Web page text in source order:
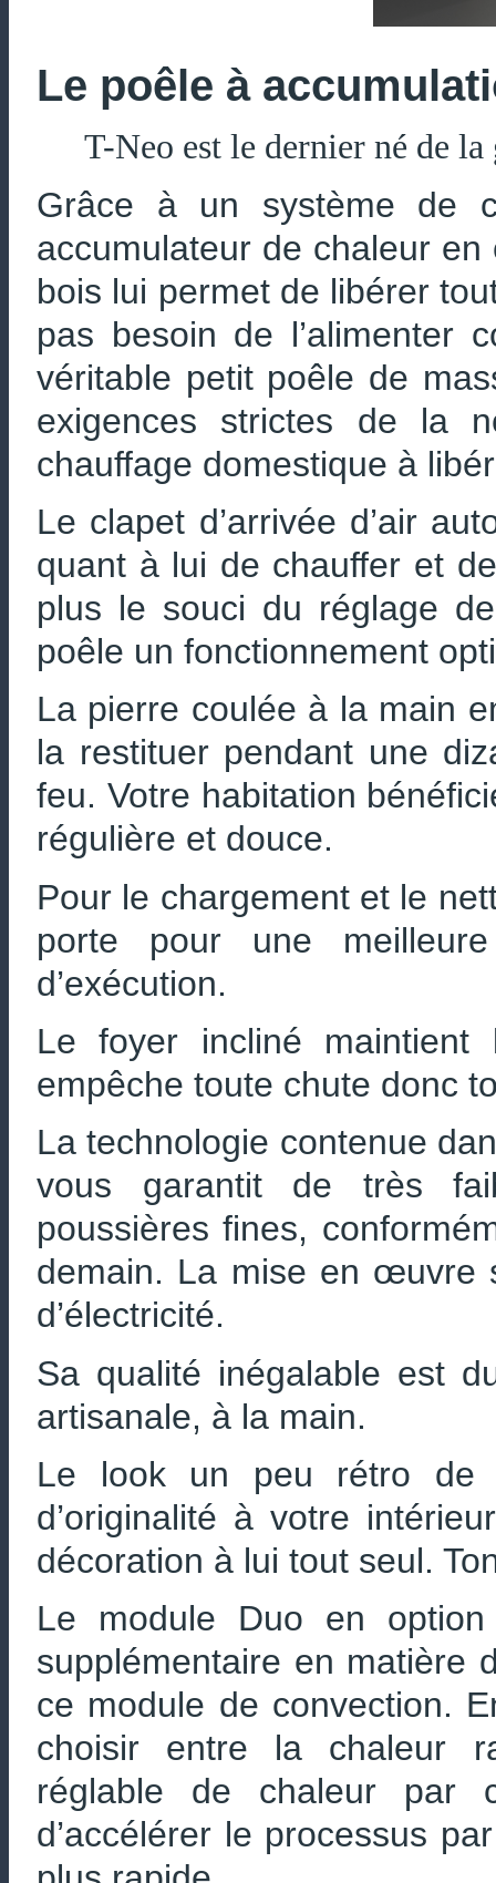
Le poêle à
T-Neo est le dernier né de
Grâce à un système de
accumulateur de chaleur
bois lui permet de libérer
pas besoin de l’alimenter
véritable petit poêle de
exigences strictes de la
chauffage domestique à
Le clapet d’arrivée d’air
quant à lui de chauffer et
plus le souci du réglage
poêle un fonctionnement
La pierre coulée à la main
la restituer pendant une
feu. Votre habitation
régulière et douce.
Pour le chargement et le
porte pour une
d’exécution.
Le foyer incliné maintient
empêche toute chute donc
La technologie contenue
vous garantit de très
poussières fines,
demain. La mise en œuvre
d’électricité.
Sa qualité inégalable est
artisanale, à la main.
Le look un peu rétro de
d’originalité à votre
décoration à lui tout seul.
Le module Duo en
supplémentaire en matière
ce module de convection.
choisir entre la chaleur
réglable de chaleur par
d’accélérer le processus